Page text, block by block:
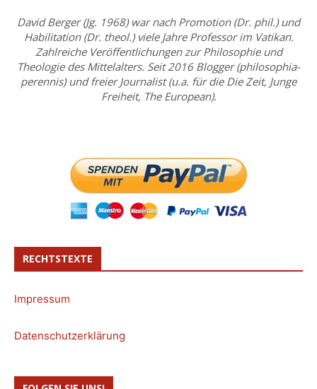
David Berger (Jg. 1968) war nach Promotion (Dr. phil.) und
Habilitation (Dr. theol.) viele Jahre Professor im Vatikan.
Zahlreiche Veröffentlichungen zur Philosophie und
Theologie des Mittelalters. Seit 2016 Blogger (philosophia-
perennis) und freier Journalist (u.a. für die Die Zeit, Junge
Freiheit, The European).
RECHTSTEXTE
Impressum
Datenschutzerklärung